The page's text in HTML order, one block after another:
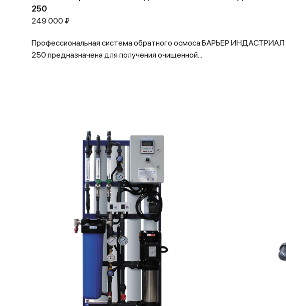
250
249 000 ₽
Профессиональная система обратного осмоса БАРЬЕР ИНДАСТРИАЛ
250 предназначена для получения очищенной...